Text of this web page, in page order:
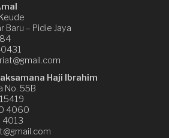
Baru – Pidie Jaya
Haji Ibrahim
No. 55B
4060
4013